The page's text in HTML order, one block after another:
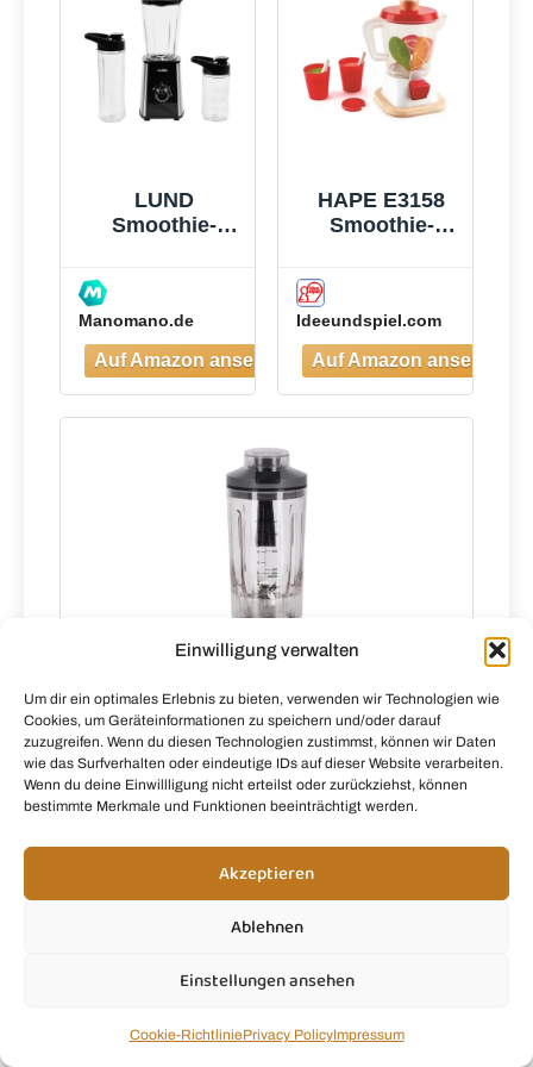
Einwilligung verwalten
Um dir ein optimales Erlebnis zu bieten, verwenden wir Technologien wie
Cookies, um Geräteinformationen zu speichern und/oder darauf
zuzugreifen. Wenn du diesen Technologien zustimmst, können wir Daten
wie das Surfverhalten oder eindeutige IDs auf dieser Website verarbeiten.
Wenn du deine Einwillligung nicht erteilst oder zurückziehst, können
bestimmte Merkmale und Funktionen beeinträchtigt werden.
Akzeptieren
Ablehnen
Einstellungen ansehen
Cookie-RichtliniePrivacy PolicyImpressum
Frei, Leicht zu
Reinigen,
Blender
elektrisch für
Shake,
LUND
Smoothie-
Manomano.de
HAPE E3158
Smoothie-
Ideeundspiel.com
Ninja Blast Max Tragbarer
Mixer/Blender/Smoothie Maker, Grau
Fragen?